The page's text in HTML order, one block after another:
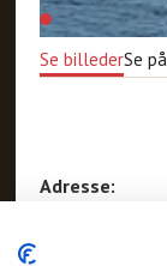
Se billederSe
Adresse: